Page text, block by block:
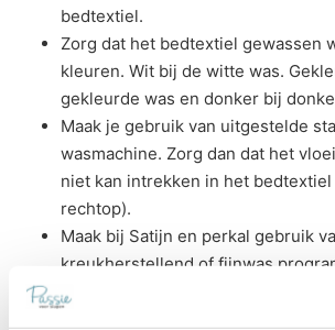
bedtextiel.
Zorg dat het bedtextiel gewassen
kleuren. Wit bij de witte was.
gekleurde was en donker bij
Maak je gebruik van uitgestelde
wasmachine. Zorg dan dat het
niet kan intrekken in het
rechtop).
Maak bij Satijn en perkal gebruik
kreukherstellend of fijnwas
Het bedtextiel is altijd (check van
wasvoorschrift label in het